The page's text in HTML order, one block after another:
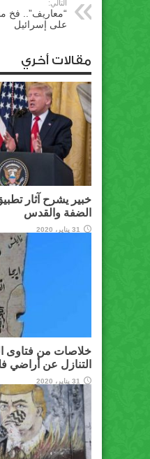
التالي:
“معاريف”.. فخ
على إسرائيل
مقالات أخري
خبير يشرح آثار
الضفة والقدس
31 يناير، 2020
خلاصات من فتاوى
التنازل عن أراضي
31 يناير، 2020